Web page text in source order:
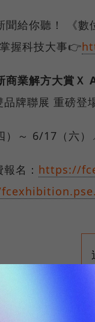
聞給你聽！ 《數
握科技大事👉
商業解方大賞Ｘ
牌聯展 重磅登
）～ 6/17（六）
名： https://